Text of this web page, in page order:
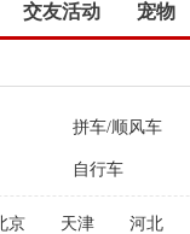
交友活动 宠物
拼车/顺风车
自行车
京 天津 河北